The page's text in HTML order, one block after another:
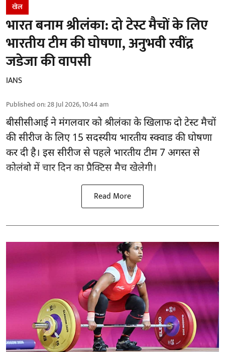
खेल
भारत बनाम श्रीलंका: दो टेस्ट मैचों के लिए
भारतीय टीम की घोषणा, अनुभवी रवींद्र
जडेजा की वापसी
IANS
Published on:28 Jul 2026, 10:44 am
बीसीसीआईने मंगलवार को श्रीलंका के खिलाफ दो टेस्ट मैचों
की सीरीज के लिए 15 सदस्यीय भारतीय स्क्वाड की घोषणा
कर दी है। इस सीरीज से पहले भारतीय टीम 7 अगस्त से
कोलंबो में चार दिन का प्रैक्टिस मैच खेलेगी।
Read More